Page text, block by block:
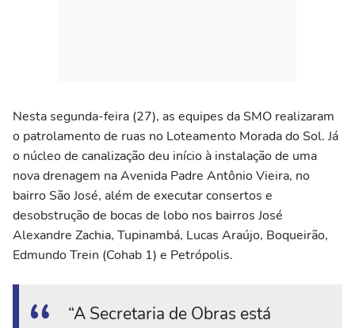
Nesta segunda-feira (27), as equipes da SMO realizaram
o patrolamento de ruas no Loteamento Morada do Sol. Já
o núcleo de canalização deu início à instalação de uma
nova drenagem na Avenida Padre Antônio Vieira, no
bairro São José, além de executar consertos e
desobstrução de bocas de lobo nos bairros José
Alexandre Zachia, Tupinambá, Lucas Araújo, Boqueirão,
Edmundo Trein (Cohab 1) e Petrópolis.
“A Secretaria de Obras está